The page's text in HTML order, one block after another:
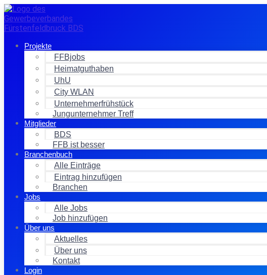
Zum
Inhalt
springen
Projekte
FFBjobs
Heimatguthaben
UhU
City WLAN
Unternehmerfrühstück
Jungunternehmer Treff
Mitglieder
BDS
FFB ist besser
Branchenbuch
Alle Einträge
Eintrag hinzufügen
Branchen
Jobs
Alle Jobs
Job hinzufügen
Über uns
Aktuelles
Über uns
Kontakt
Login